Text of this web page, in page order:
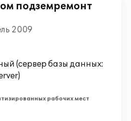
подземремонт
2009
(сервер базы данных:
рабочих мест